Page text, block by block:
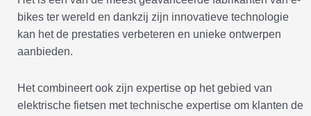
bikes ter wereld en dankzij zijn innovatieve technologie
kan het de prestaties verbeteren en unieke ontwerpen
aanbieden.
Het combineert ook zijn expertise op het gebied van
elektrische fietsen met technische expertise om klanten de